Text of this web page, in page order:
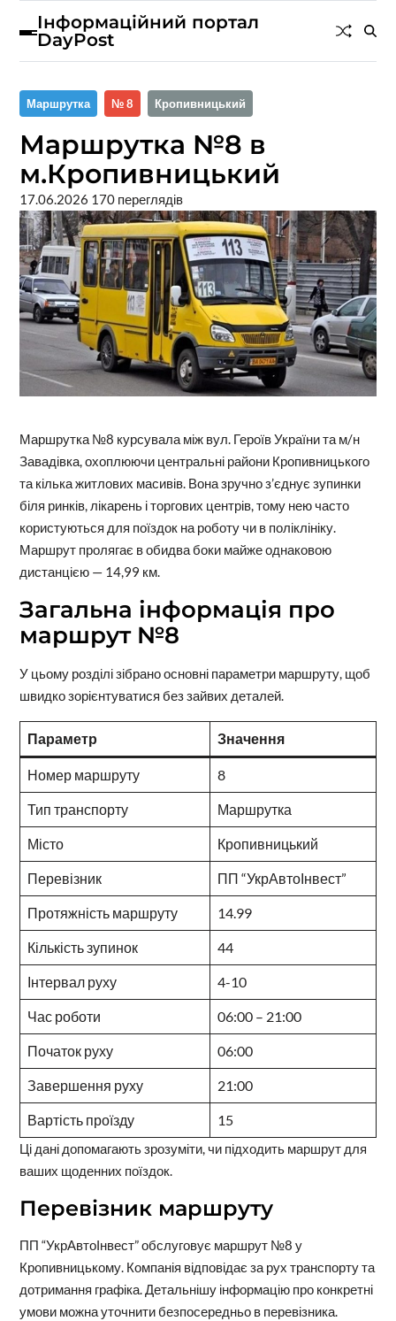
Інформаційний портал
DayPost
Маршрутка № 8 Кропивницький
Маршрутка №8 в
м.Кропивницький
17.06.2026 170 переглядів
Маршрутка №8 курсувала між вул. Героїв України та м/н
Завадівка, охоплюючи центральні райони Кропивницького
та кілька житлових масивів. Вона зручно з’єднує зупинки
біля ринків, лікарень і торгових центрів, тому нею часто
користуються для поїздок на роботу чи в поліклініку.
Маршрут пролягає в обидва боки майже однаковою
дистанцією — 14,99 км.
Загальна інформація про
маршрут №8
У цьому розділі зібрано основні параметри маршруту, щоб
швидко зорієнтуватися без зайвих деталей.
Параметр Значення
Номер маршруту 8
Тип транспорту Маршрутка
Місто Кропивницький
Перевізник ПП “УкрАвтоІнвест”
Протяжність маршруту 14.99
Кількість зупинок 44
Інтервал руху 4-10
Час роботи 06:00 – 21:00
Початок руху 06:00
Завершення руху 21:00
Вартість проїзду 15
Ці дані допомагають зрозуміти, чи підходить маршрут для
ваших щоденних поїздок.
Перевізник маршруту
ПП “УкрАвтоІнвест” обслуговує маршрут №8 у
Кропивницькому. Компанія відповідає за рух транспорту та
дотримання графіка. Детальнішу інформацію про конкретні
умови можна уточнити безпосередньо в перевізника.